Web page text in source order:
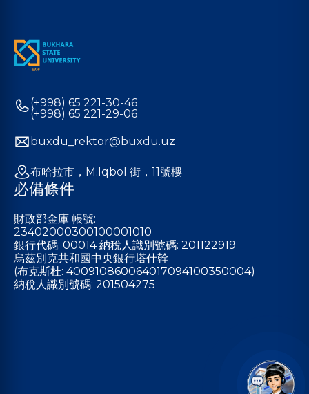
(+998) 65 221-30-46
(+998) 65 221-29-06
buxdu_rektor@buxdu.uz
布哈拉市，M.Iqbol 街，11號樓
必備條件
財政部金庫 帳號:
23402000300100001010
銀行代碼: 00014 納稅人識別號碼: 201122919
烏茲別克共和國中央銀行塔什幹
(布克斯杜: 400910860064017094100350004)
納稅人識別號碼: 201504275